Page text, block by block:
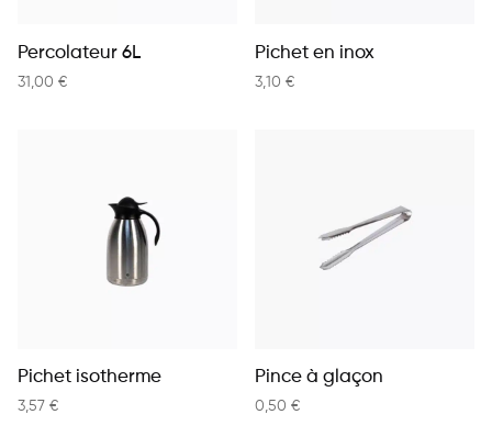
Percolateur 6L
31,00 €
Pichet en inox
3,10 €
Pichet isotherme
3,57 €
Pince à glaçon
0,50 €